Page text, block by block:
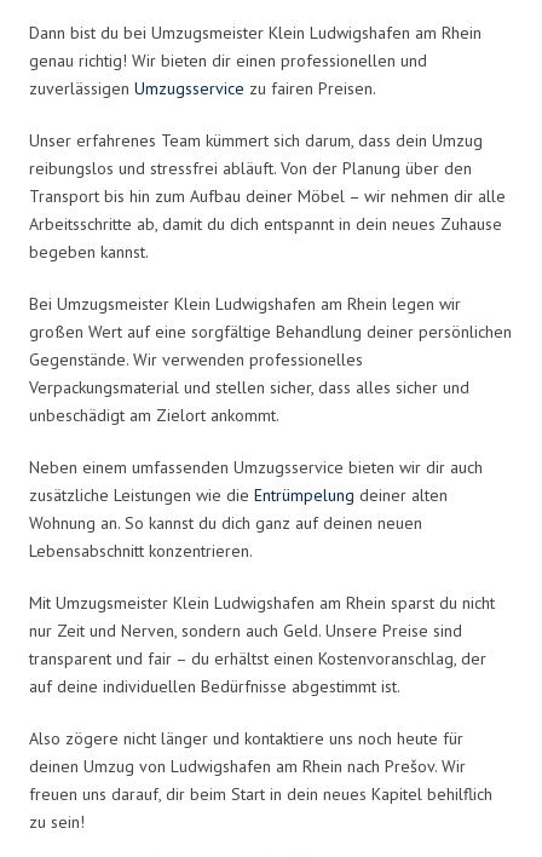
Dann bist du bei Umzugsmeister Klein Ludwigshafen am Rhein
genau richtig! Wir bieten dir einen professionellen und
zuverlässigen Umzugsservice zu fairen Preisen.
Unser erfahrenes Team kümmert sich darum, dass dein Umzug
reibungslos und stressfrei abläuft. Von der Planung über den
Transport bis hin zum Aufbau deiner Möbel – wir nehmen dir alle
Arbeitsschritte ab, damit du dich entspannt in dein neues Zuhause
begeben kannst.
Bei Umzugsmeister Klein Ludwigshafen am Rhein legen wir
großen Wert auf eine sorgfältige Behandlung deiner persönlichen
Gegenstände. Wir verwenden professionelles
Verpackungsmaterial und stellen sicher, dass alles sicher und
unbeschädigt am Zielort ankommt.
Neben einem umfassenden Umzugsservice bieten wir dir auch
zusätzliche Leistungen wie die Entrümpelung deiner alten
Wohnung an. So kannst du dich ganz auf deinen neuen
Lebensabschnitt konzentrieren.
Mit Umzugsmeister Klein Ludwigshafen am Rhein sparst du nicht
nur Zeit und Nerven, sondern auch Geld. Unsere Preise sind
transparent und fair – du erhältst einen Kostenvoranschlag, der
auf deine individuellen Bedürfnisse abgestimmt ist.
Also zögere nicht länger und kontaktiere uns noch heute für
deinen Umzug von Ludwigshafen am Rhein nach Prešov. Wir
freuen uns darauf, dir beim Start in dein neues Kapitel behilflich
zu sein!